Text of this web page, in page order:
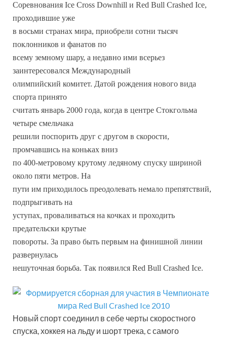
Соревнования Ice Cross Downhill и Red Bull Crashed Ice,
проходившие уже
в восьми странах мира, приобрели сотни тысяч
поклонников и фанатов по
всему земному шару, а недавно ими всерьез
заинтересовался Международный
олимпийский комитет. Датой рождения нового вида
спорта принято
считать январь 2000 года, когда в центре Стокгольма
четыре смельчака
решили поспорить друг с другом в скорости,
промчавшись на коньках вниз
по 400-метровому крутому ледяному спуску шириной
около пяти метров. На
пути им приходилось преодолевать немало препятствий,
подпрыгивать на
уступах, проваливаться на кочках и проходить
предательски крутые
повороты. За право быть первым на финишной линии
развернулась
нешуточная борьба. Так появился Red Bull Crashed Ice.
Новый спорт соединил в себе черты скоростного
спуска, хоккея на льду и шорт трека, с самого